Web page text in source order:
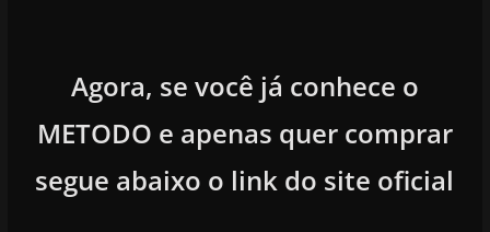
Agora, se você já conhece o
METODO e apenas quer comprar
segue abaixo o link do site oficial